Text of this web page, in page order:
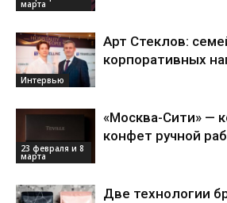
марта
Интервью
Арт Стеклов:
корпоративных
23 февраля и 8
марта
«Москва-Сити» —
конфет ручной
Две технологии